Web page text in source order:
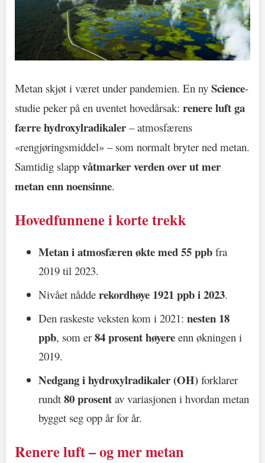
Metan skjøt i været under pandemien. En ny Science-
studie peker på en uventet hovedårsak: renere luft ga
færre hydroxylradikaler – atmosfærens
«rengjøringsmiddel» – som normalt bryter ned metan.
Samtidig slapp våtmarker verden over ut mer
metan enn noensinne.
Hovedfunnene i korte trekk
Metan i atmosfæren økte med 55 ppb fra
2019 til 2023.
Nivået nådde rekordhøye 1921 ppb i 2023.
Den raskeste veksten kom i 2021: nesten 18
ppb, som er84 prosent høyere enn økningen i
2019.
Nedgang i hydroxylradikaler (OH) forklarer
rundt 80 prosent av variasjonen i hvordan metan
bygget seg opp år for år.
Renere luft – og mer metan